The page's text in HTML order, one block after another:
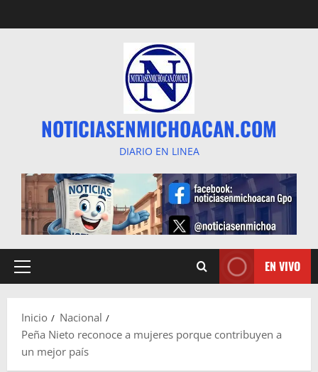
al
NOTICIASENMICHOACAN.COM
DIARIO EN LINEA
Menú
EN VIVO
Inicio
Nacional
Peña Nieto reconoce a mujeres porque contribuyen a
un mejor país